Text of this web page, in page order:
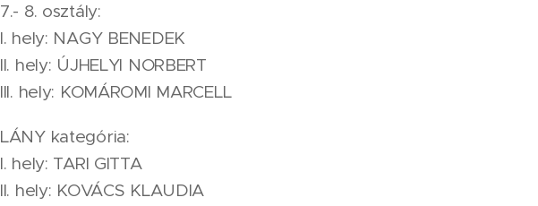
7.- 8. osztály:
I. hely: NAGY BENEDEK
II. hely: ÚJHELYI NORBERT
III. hely: KOMÁROMI MARCELL
LÁNY kategória:
I. hely: TARI GITTA
II. hely: KOVÁCS KLAUDIA